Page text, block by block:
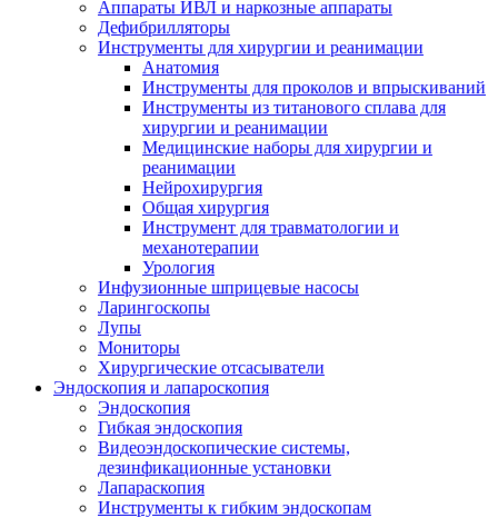
Аппараты ИВЛ и наркозные аппараты
Дефибрилляторы
Инструменты для хирургии и реанимации
Анатомия
Инструменты для проколов и впрыскиваний
Инструменты из титанового сплава для
хирургии и реанимации
Медицинские наборы для хирургии и
реанимации
Нейрохирургия
Общая хирургия
Инструмент для травматологии и
механотерапии
Урология
Инфузионные шприцевые насосы
Ларингоскопы
Лупы
Мониторы
Хирургические отсасыватели
Эндоскопия и лапароскопия
Эндоскопия
Гибкая эндоскопия
Видеоэндоскопические системы,
дезинфикационные установки
Лапараскопия
Инструменты к гибким эндоскопам